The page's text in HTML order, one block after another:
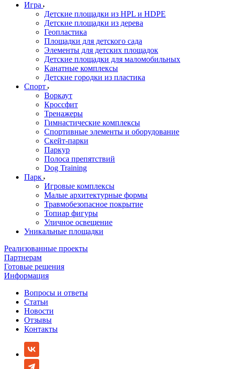
Игра
Детские площадки из HPL и HDPE
Детские площадки из дерева
Геопластика
Площадки для детского сада
Элементы для детских площадок
Детские площадки для маломобильных
Канатные комплексы
Детские городки из пластика
Спорт
Воркаут
Кроссфит
Тренажеры
Гимнастические комплексы
Спортивные элементы и оборудование
Скейт-парки
Паркур
Полоса препятствий
Dog Training
Парк
Игровые комплексы
Малые архитектурные формы
Травмобезопасное покрытие
Топиар фигуры
Уличное освещение
Уникальные площадки
Реализованные проекты
Партнерам
Готовые решения
Информация
Вопросы и ответы
Статьи
Новости
Отзывы
Контакты